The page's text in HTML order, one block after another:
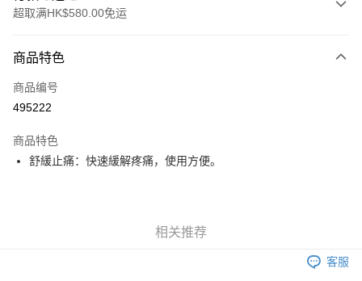
超取满HK$580.00免运
信用卡
Apple Pay
AlipayHK
商品特色
商品编号
495222
商品特色
舒緩止痛：快速緩解疼痛，使用方便。
相关推荐
客服